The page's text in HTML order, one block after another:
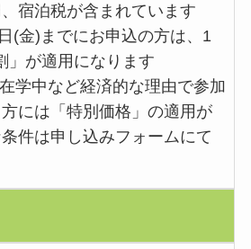
宿泊税が含まれています
(金)までにお申込の方は、1
」が適用になります
学中など経済的な理由で参加
には「特別価格」の適用が
件は申し込みフォームにて